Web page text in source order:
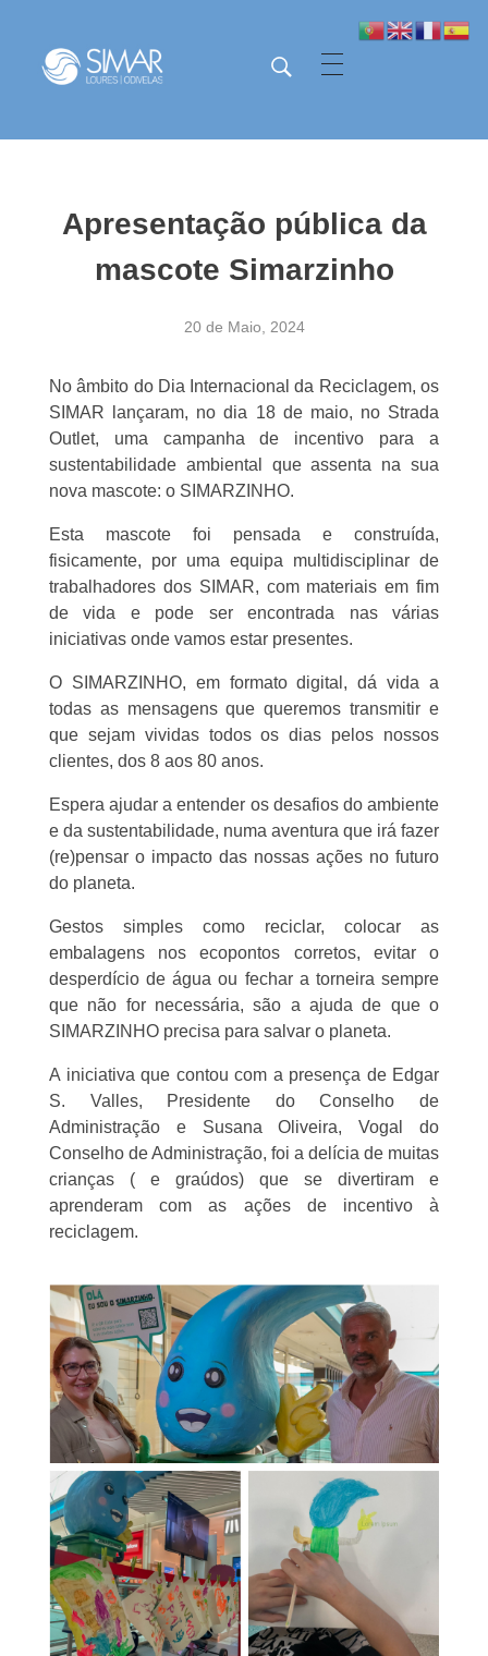
Apresentação pública da
mascote Simarzinho
20 de Maio, 2024
No âmbito do Dia Internacional da Reciclagem, os
SIMAR lançaram, no dia 18 de maio, no Strada
Outlet, uma campanha de incentivo para a
sustentabilidade ambiental que assenta na sua
nova mascote: o SIMARZINHO.
Esta mascote foi pensada e construída,
fisicamente, por uma equipa multidisciplinar de
trabalhadores dos SIMAR, com materiais em fim
de vida e pode ser encontrada nas várias
iniciativas onde vamos estar presentes.
O SIMARZINHO, em formato digital, dá vida a
todas as mensagens que queremos transmitir e
que sejam vividas todos os dias pelos nossos
clientes, dos 8 aos 80 anos.
Espera ajudar a entender os desafios do ambiente
e da sustentabilidade, numa aventura que irá fazer
(re)pensar o impacto das nossas ações no futuro
do planeta.
Gestos simples como reciclar, colocar as
embalagens nos ecopontos corretos, evitar o
desperdício de água ou fechar a torneira sempre
que não for necessária, são a ajuda de que o
SIMARZINHO precisa para salvar o planeta.
A iniciativa que contou com a presença de Edgar
S. Valles, Presidente do Conselho de
Administração e Susana Oliveira, Vogal do
Conselho de Administração, foi a delícia de muitas
crianças ( e graúdos) que se divertiram e
aprenderam com as ações de incentivo à
reciclagem.